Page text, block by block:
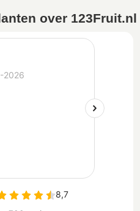
over 123Fruit.nl